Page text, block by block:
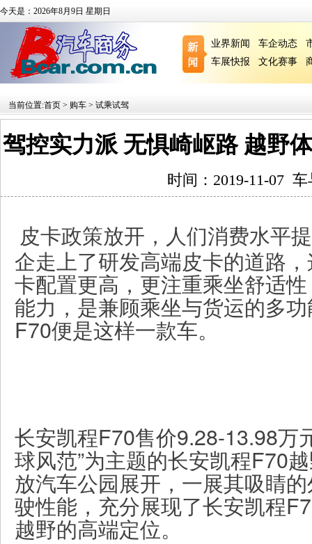
今天是：2026年8月9日 星期日
业界新闻 车企动态
车展快报
文化赛事
当前位置:首页 > 购车 > 试乘试驾
驾控实力派 无惧崎岖路 越野
时间：2019-11-07
皮卡政策放开，人们消费水平
企走上了研发高端皮卡的道路
卡配置更高，更注重乘坐舒适
能力，是兼顾乘坐与货运的多
F70便是这样一款车。
长安凯程F70售价9.28-13.98万
球风范”为主题的长安凯程F70
放汽车公园展开，一展其吸睛
驶性能，充分展现了长安凯程
越野的高端定位。